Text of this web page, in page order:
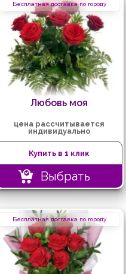
Бесплатная доставка по городу
Любовь моя
цена рассчитывается
индивидуально
Купить в 1 клик
Выбрать
Бесплатная доставка по городу